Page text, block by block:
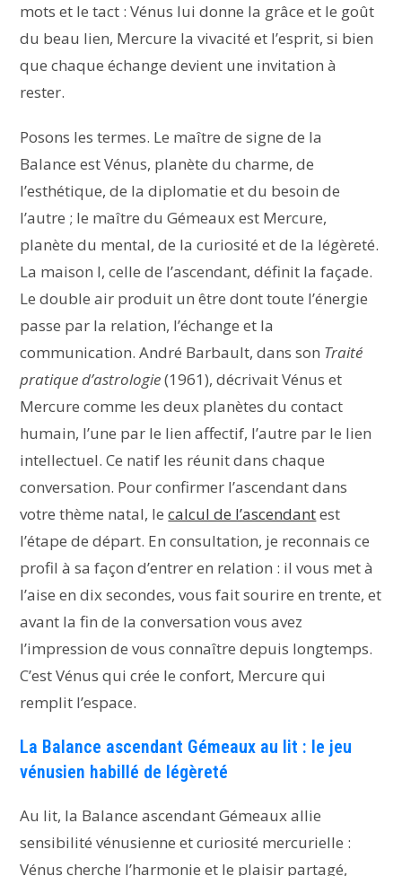
mots et le tact : Vénus lui donne la grâce et le goût
du beau lien, Mercure la vivacité et l’esprit, si bien
que chaque échange devient une invitation à
rester.
Posons les termes. Le maître de signe de la
Balance est Vénus, planète du charme, de
l’esthétique, de la diplomatie et du besoin de
l’autre ; le maître du Gémeaux est Mercure,
planète du mental, de la curiosité et de la légèreté.
La maison I, celle de l’ascendant, définit la façade.
Le double air produit un être dont toute l’énergie
passe par la relation, l’échange et la
communication. André Barbault, dans son Traité
pratique d’astrologie(1961), décrivait Vénus et
Mercure comme les deux planètes du contact
humain, l’une par le lien affectif, l’autre par le lien
intellectuel. Ce natif les réunit dans chaque
conversation. Pour confirmer l’ascendant dans
votre thème natal, lecalcul de l’ascendantest
l’étape de départ. En consultation, je reconnais ce
profil à sa façon d’entrer en relation : il vous met à
l’aise en dix secondes, vous fait sourire en trente, et
avant la fin de la conversation vous avez
l’impression de vous connaître depuis longtemps.
C’est Vénus qui crée le confort, Mercure qui
remplit l’espace.
La Balance ascendant Gémeaux au lit : le jeu
vénusien habillé de légèreté
Au lit, la Balance ascendant Gémeaux allie
sensibilité vénusienne et curiosité mercurielle :
Vénus cherche l’harmonie et le plaisir partagé,